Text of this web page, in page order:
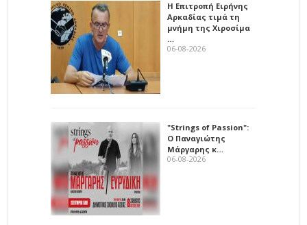
Η Επιτροπή Ειρήνης
Αρκαδίας τιμά τη
μνήμη της Χιροσίμα
…
06-08-2026
"Strings of Passion":
Ο Παναγιώτης
Μάργαρης κ…
06-08-2026